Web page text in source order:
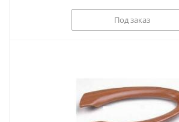
Под заказ